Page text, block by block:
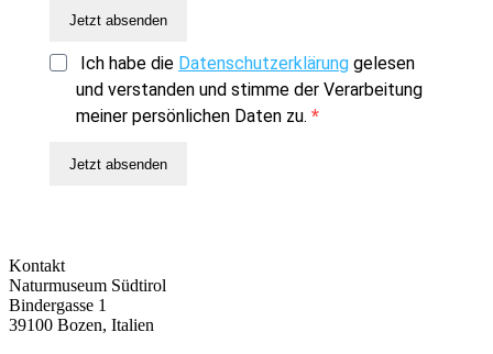
Jetzt absenden
Ich habe die Datenschutzerklärung gelesen
und verstanden und stimme der Verarbeitung
meiner persönlichen Daten zu.
Jetzt absenden
Kontakt
Naturmuseum Südtirol
Bindergasse 1
39100 Bozen, Italien